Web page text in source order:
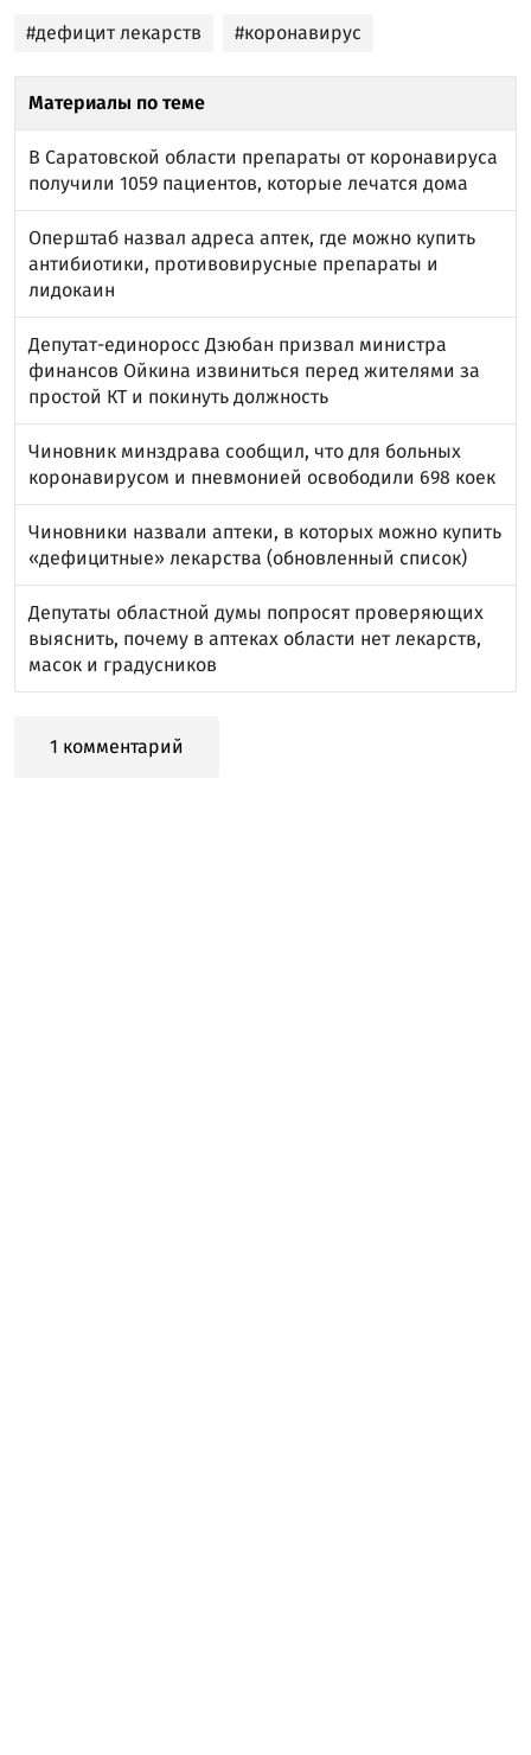
#дефицит лекарств #коронавирус
Материалы по теме
В Саратовской области препараты от коронавируса
получили 1059 пациентов, которые лечатся дома
Оперштаб назвал адреса аптек, где можно купить
антибиотики, противовирусные препараты и
лидокаин
Депутат-единоросс Дзюбан призвал министра
финансов Ойкина извиниться перед жителями за
простой КТ и покинуть должность
Чиновник минздрава сообщил, что для больных
коронавирусом и пневмонией освободили 698 коек
Чиновники назвали аптеки, в которых можно купить
«дефицитные» лекарства (обновленный список)
Депутаты областной думы попросят проверяющих
выяснить, почему в аптеках области нет лекарств,
масок и градусников
1 комментарий